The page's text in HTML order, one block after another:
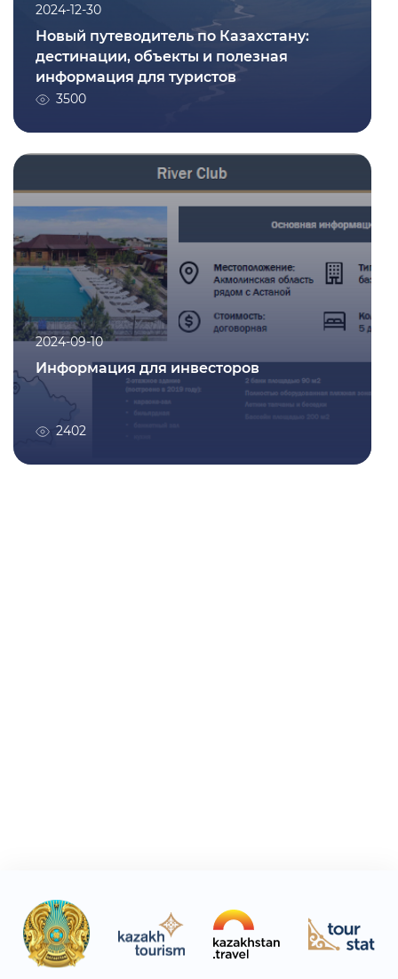
2024-12-30
Новый путеводитель по Казахстану:
дестинации, объекты и полезная
информация для туристов
3500
2024-09-10
Информация для инвесторов
2402
Информация для инвесторов
2402